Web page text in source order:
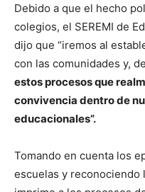
Debido a que el hecho
colegios, el SEREMI de
dijo que “iremos al
con las comunidades y,
estos procesos que
convivencia dentro de
educacionales”.
Tomando en cuenta los
escuelas y reconociendo